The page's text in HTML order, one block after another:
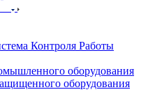
Контроля Работы
оборудования
оборудования